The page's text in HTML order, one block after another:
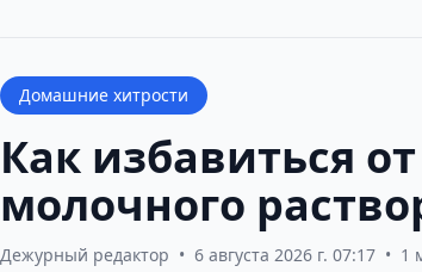
Домашние хитрости
Как избавиться
молочного
Дежурный редактор • 6 августа 2026 г. 07:17 • 1